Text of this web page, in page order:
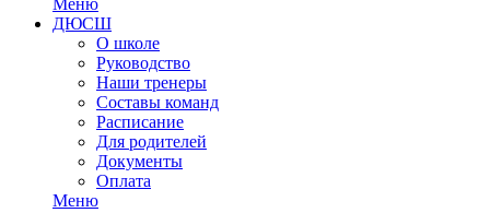
Меню
ДЮСШ
О школе
Руководство
Наши тренеры
Составы команд
Расписание
Для родителей
Документы
Оплата
Меню